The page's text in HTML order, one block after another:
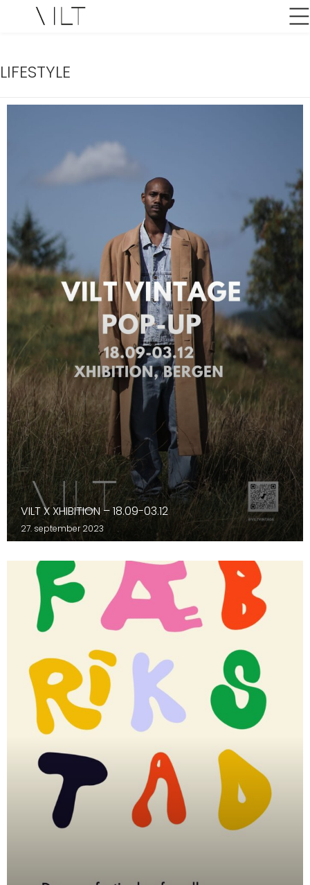
LIFESTYLE
VILT X XHIBITION – 18.09-03.12
27. september 2023